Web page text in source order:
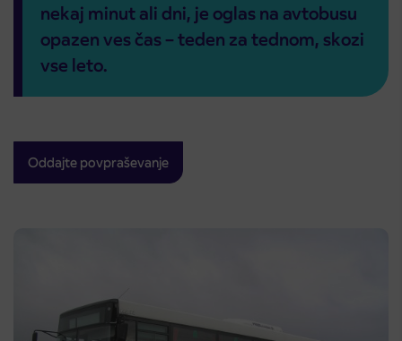
nekaj minut ali dni, je oglas na avtobusu
opazen ves čas – teden za tednom, skozi
vse leto.
Oddajte povpraševanje